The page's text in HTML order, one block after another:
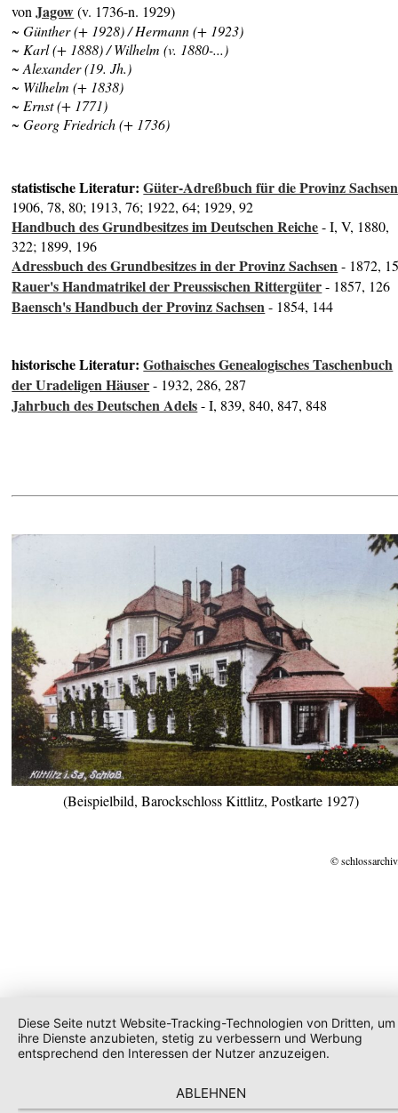
vonJagow(v. 1736-n. 1929)
~ Günther (+ 1928) / Hermann (+ 1923)
~ Karl (+ 1888) / Wilhelm (v. 1880-...)
~ Alexander (19. Jh.)
~ Wilhelm (+ 1838)
~ Ernst (+ 1771)
~ Georg Friedrich (+ 1736)
statistische Literatur:Güter-Adreßbuch für die Provinz Sachsen
1906, 78, 80; 1913, 76; 1922, 64; 1929, 92
Handbuch des Grundbesitzes im Deutschen Reiche- I, V, 1880,
322; 1899, 196
Adressbuch des Grundbesitzes in der Provinz Sachsen- 1872,
Rauer's Handmatrikel der Preussischen Rittergüter- 1857, 126
Baensch's Handbuch der Provinz Sachsen- 1854, 144
historische Literatur:Gothaisches Genealogisches Taschenbuch
der Uradeligen Häuser- 1932, 286, 287
Jahrbuch des Deutschen Adels- I, 839, 840, 847, 848
(Beispielbild, Barockschloss Kittlitz, Postkarte 1927)
©
Diese Seite nutzt Website-Tracking-Technologien von Dritten, um
ihre Dienste anzubieten, stetig zu verbessern und Werbung
entsprechend den Interessen der Nutzer anzuzeigen.
ABLEHNEN